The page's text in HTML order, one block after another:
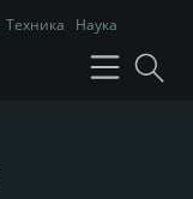
Техника Наука